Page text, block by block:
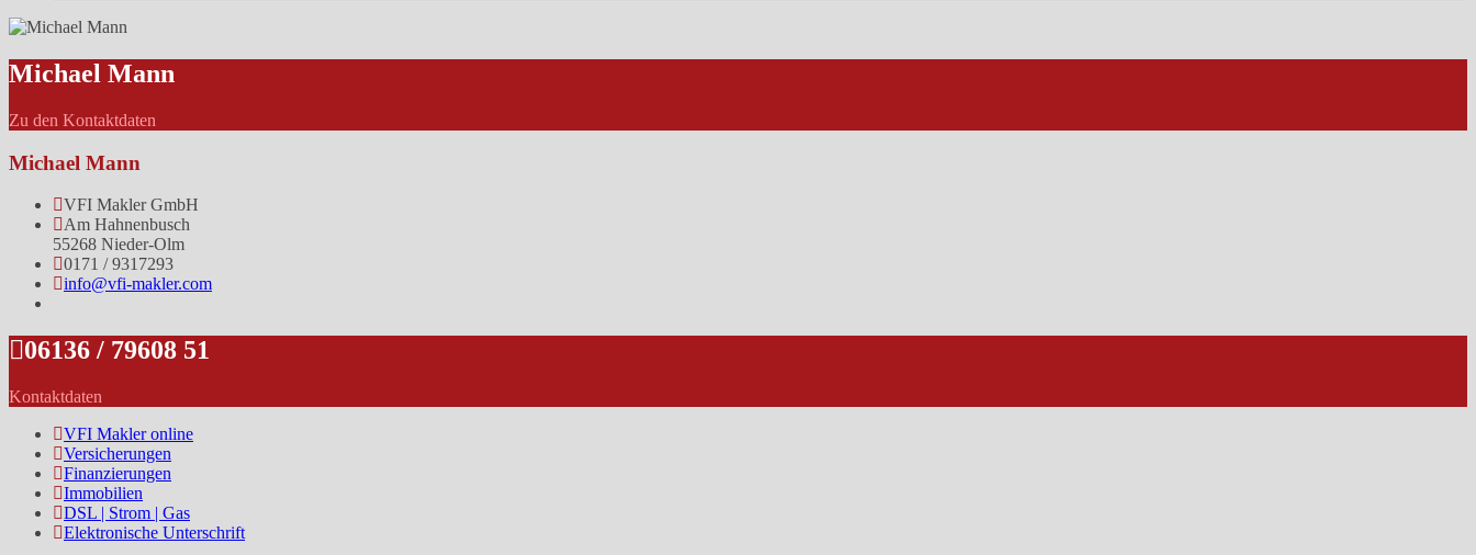
Michael Mann
Zu den Kontaktdaten
Michael Mann
VFI Makler GmbH
Am Hahnenbusch
55268 Nieder-Olm
0171 / 9317293
info@vfi-makler.com
06136 / 79608 51
Kontaktdaten
VFI Makler online
Versicherungen
Finanzierungen
Immobilien
DSL | Strom | Gas
Elektronische Unterschrift